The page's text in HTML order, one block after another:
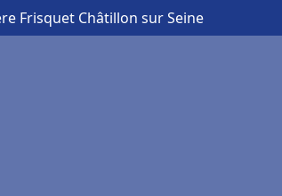
Frisquet Châtillon sur Seine